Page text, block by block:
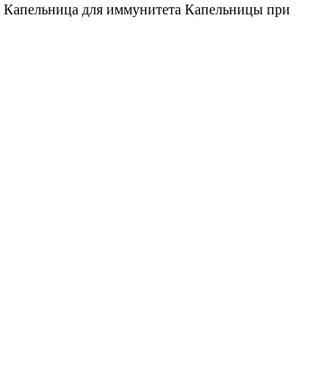
Капельница для иммунитета Капельницы при